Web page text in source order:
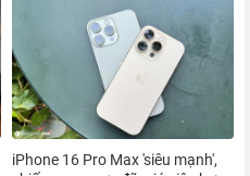
iPhone 16 Pro Max 'siêu mạnh',